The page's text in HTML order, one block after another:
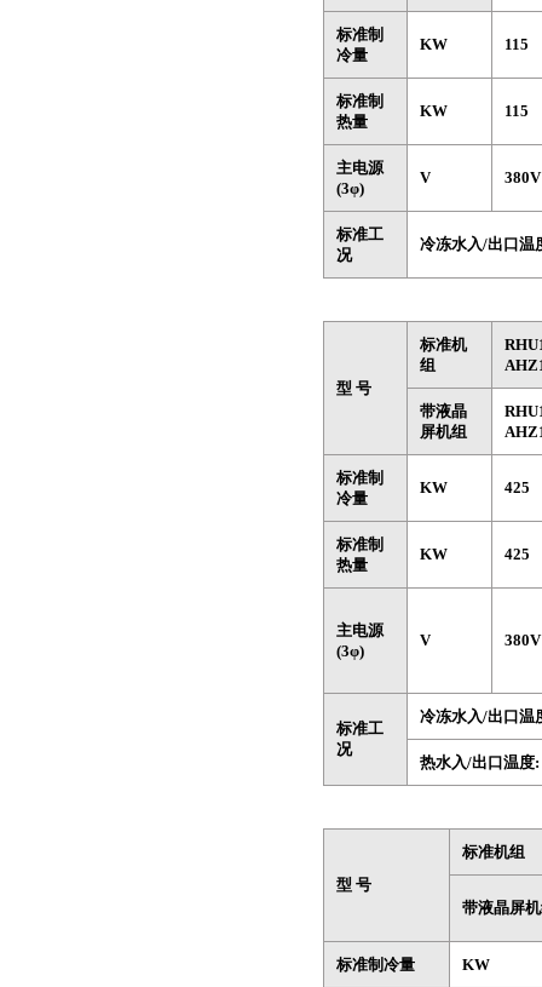
标准制
冷量
KW 115
标准制
热量
KW 115
主电源
(3φ)
V
标准工
况
冷冻水入/出
型 号
标准机
组
带液晶
屏机组
标准制
冷量
KW 425
标准制
热量
KW 425
主电源
(3φ)
V
标准工
况
冷冻水入/出
热水入/出口
型 号
标准机组
带液晶屏
标准制冷量 KW